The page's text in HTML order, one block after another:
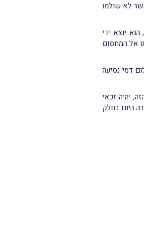
לא שולמו
יוצא ידי
אל המחסום
דמי נסיעה
יהיה זכאי
היום בחלק